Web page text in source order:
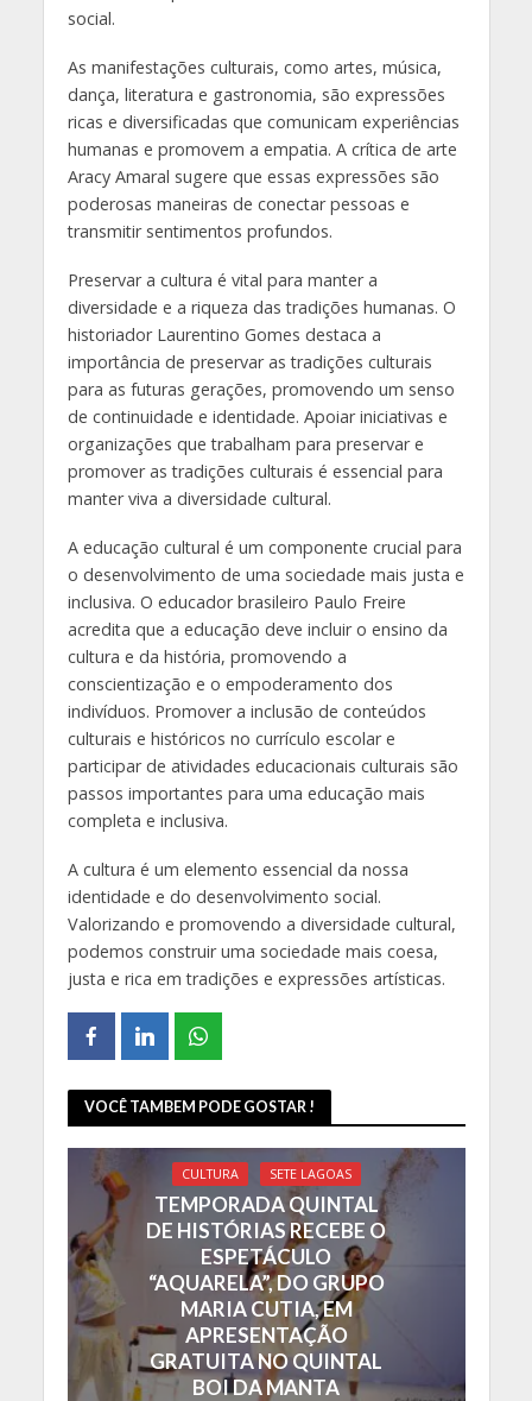
social.
As manifestações culturais, como artes, música,
dança, literatura e gastronomia, são expressões
ricas e diversificadas que comunicam experiências
humanas e promovem a empatia. A crítica de arte
Aracy Amaral sugere que essas expressões são
poderosas maneiras de conectar pessoas e
transmitir sentimentos profundos.
Preservar a cultura é vital para manter a
diversidade e a riqueza das tradições humanas. O
historiador Laurentino Gomes destaca a
importância de preservar as tradições culturais
para as futuras gerações, promovendo um senso
de continuidade e identidade. Apoiar iniciativas e
organizações que trabalham para preservar e
promover as tradições culturais é essencial para
manter viva a diversidade cultural.
A educação cultural é um componente crucial para
o desenvolvimento de uma sociedade mais justa e
inclusiva. O educador brasileiro Paulo Freire
acredita que a educação deve incluir o ensino da
cultura e da história, promovendo a
conscientização e o empoderamento dos
indivíduos. Promover a inclusão de conteúdos
culturais e históricos no currículo escolar e
participar de atividades educacionais culturais são
passos importantes para uma educação mais
completa e inclusiva.
A cultura é um elemento essencial da nossa
identidade e do desenvolvimento social.
Valorizando e promovendo a diversidade cultural,
podemos construir uma sociedade mais coesa,
justa e rica em tradições e expressões artísticas.
VOCÊ TAMBEM PODE GOSTAR !
CULTURA SETE LAGOAS
TEMPORADA QUINTAL
DE HISTÓRIAS RECEBE O
ESPETÁCULO
“AQUARELA”, DO GRUPO
MARIA CUTIA, EM
APRESENTAÇÃO
GRATUITA NO QUINTAL
BOI DA MANTA